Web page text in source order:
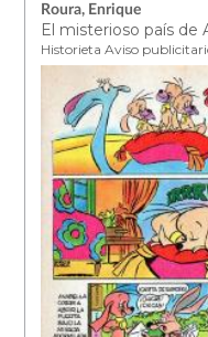
Roura, Enrique
El misterioso país de
Historieta Aviso